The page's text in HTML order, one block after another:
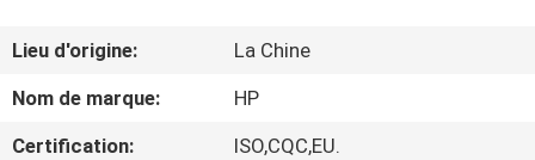
AU
SUJET
DE
Lieu d'origine:
La Chine
Nom de marque:
HP
Certification:
ISO,CQC,EU.